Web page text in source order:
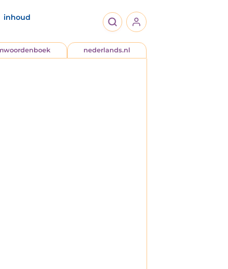
inhoud
nederlands.nl